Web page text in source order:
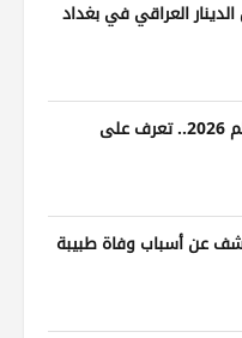
العراقي في بغداد
من ودية الأربعاء إلى كأس العالم 2026.. تعرف على
عن أسباب وفاة طبيبة